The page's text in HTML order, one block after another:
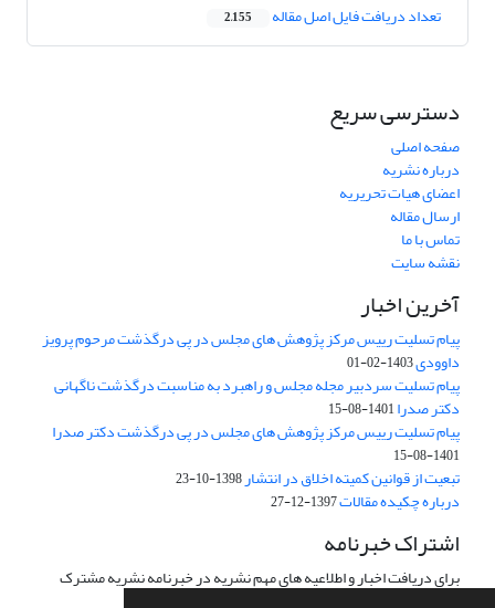
تعداد دریافت فایل اصل مقاله 2,155
دسترسی سریع
صفحه اصلی
درباره نشریه
اعضای هیات تحریریه
ارسال مقاله
تماس با ما
نقشه سایت
آخرین اخبار
پیام تسلیت رییس مرکز پژوهش های مجلس در پی درگذشت مرحوم پرویز
داوودی1403-02-01
پیام تسلیت سردبیر مجله مجلس و راهبرد به مناسبت درگذشت ناگهانی
دکتر صدرا1401-08-15
پیام تسلیت رییس مرکز پژوهش های مجلس در پی درگذشت دکتر صدرا
1401-08-15
تبعیت از قوانین کمیته اخلاق در انتشار1398-10-23
درباره چکیده مقالات1397-12-27
اشتراک خبرنامه
برای دریافت اخبار و اطلاعیه های مهم نشریه در خبرنامه نشریه مشترک